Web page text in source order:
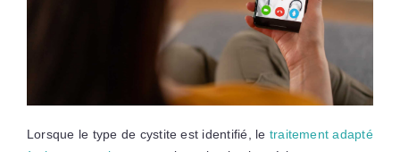
Lorsque le type de cystite est identifié, le traitement adapté